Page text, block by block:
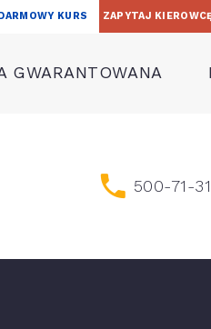
KURS ZAPYTAJ
GWARANTOWANA
500-71-